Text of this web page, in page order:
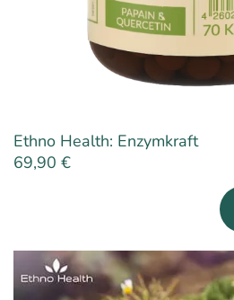
Ethno Health: Enzymkraft
69,90 €